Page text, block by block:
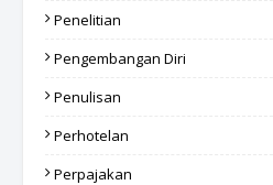
Penelitian
Pengembangan Diri
Penulisan
Perhotelan
Perpajakan